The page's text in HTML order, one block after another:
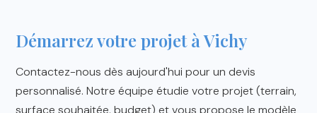
Démarrez votre projet à Vichy
Contactez-nous dès aujourd'hui pour un devis
personnalisé. Notre équipe étudie votre projet (terrain,
surface souhaitée, budget) et vous propose le modèle